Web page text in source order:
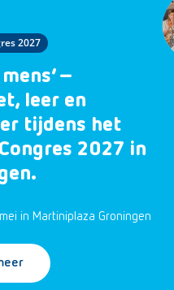
2027
–
leer en
tijdens het
2027 in
in Martiniplaza Groningen